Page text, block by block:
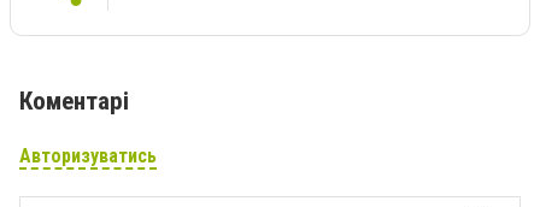
Коментарі
Авторизуватись